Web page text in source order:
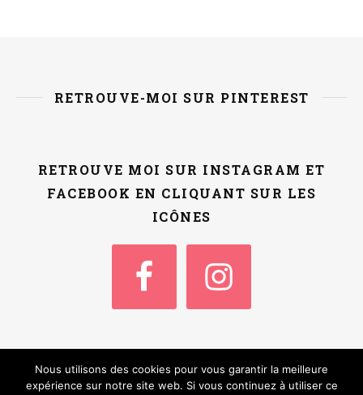
RETROUVE-MOI SUR PINTEREST
RETROUVE MOI SUR INSTAGRAM ET
FACEBOOK EN CLIQUANT SUR LES
ICÔNES
Accueil Qui suis-je ? Contact / Kit Media
Thème Ashe parWP
Nous utilisons des cookies pour vous garantir la meilleure
expérience sur notre site web. Si vous continuez à utiliser ce